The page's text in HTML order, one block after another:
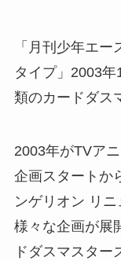
「月刊少年エ
タイプ」2003
類のカードダス
2003年がTVア
企画スタートか
ンゲリオン リ
様々な企画が展
ドダスマスター